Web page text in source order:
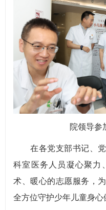
院领导参
在各党支部书记、党
科室医务人员凝心聚力
术、暖心的志愿服务，
全方位守护少年儿童身心